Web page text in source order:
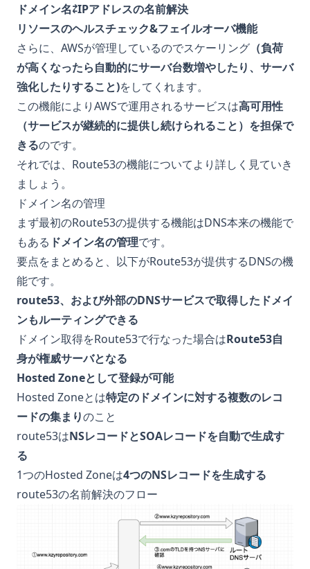
ドメイン名⇄IPアドレスの名前解決
リソースのヘルスチェック&フェイルオーバ機能
さらに、AWSが管理しているのでスケーリング （負荷
が高くなったら自動的にサーバ台数増やしたり、サーバ
強化したりすること)をしてくれます。
この機能によりAWSで運用されるサービスは高可用性
（サービスが継続的に提供し続けられること）を担保で
きるのです。
それでは、Route53の機能についてより詳しく見ていき
ましょう。
ドメイン名の管理
まず最初のRoute53の提供する機能はDNS本来の機能で
もある ドメイン名の管理です。
要点をまとめると、以下がRoute53が提供するDNSの機
能です。
route53、および外部のDNSサービスで取得したドメイ
ンもルーティングできる
ドメイン取得をRoute53で行なった場合はRoute53自
身が権威サーバとなる
Hosted Zoneとして登録が可能
Hosted Zoneとは特定のドメインに対する複数のレコ
ードの集まりのこと
route53はNSレコードとSOAレコードを自動で生成す
る
1つのHosted Zoneは4つのNSレコードを生成する
route53の名前解決のフロー